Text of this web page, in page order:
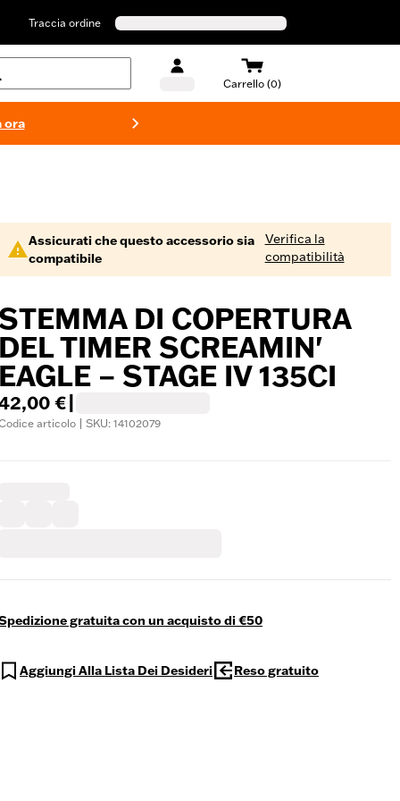
Traccia ordine
Carrello (0)
ora
Assicurati che questo accessorio sia
compatibile
Verifica la
compatibilità
DI COPERTURA
TIMER SCREAMIN'
– STAGE IV 135CI
€
articolo | SKU: 14102079
gratuita con un acquisto di €50
Aggiungi Alla Lista Dei Desideri Reso gratuito